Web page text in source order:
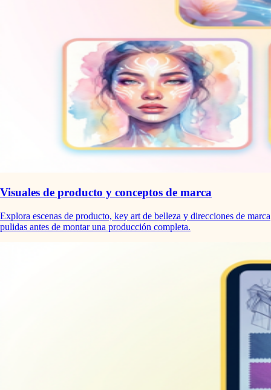
Visuales de producto y conceptos de marca
Explora escenas de producto, key art de belleza y direcciones de marca
pulidas antes de montar una producción completa.